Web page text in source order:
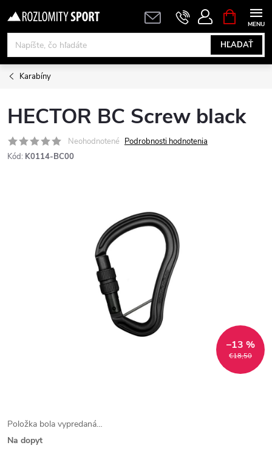
na
obsah
HĽADAŤ
KOŠÍK
Karabíny
HECTOR BC Screw black
Neohodnotené Podrobnosti hodnotenia
Kód: K0114-BC00
€18,50
–13 %
Položka bola vypredaná…
Na dopyt